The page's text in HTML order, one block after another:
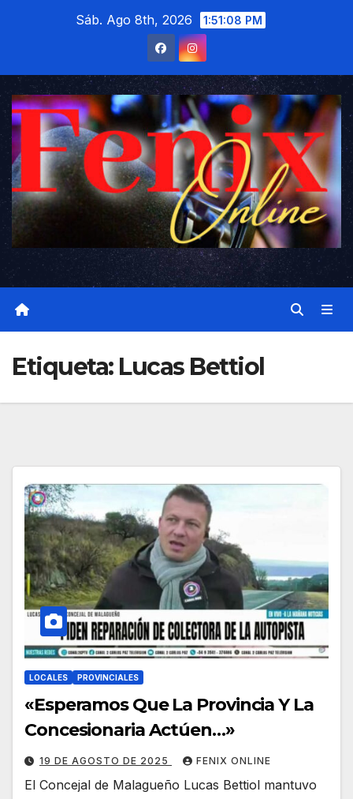
Sáb. Ago 8th, 2026 1:51:09 PM
Etiqueta: Lucas Bettiol
LOCALES PROVINCIALES
«Esperamos Que La Provincia Y La
Concesionaria Actúen…»
19 DE AGOSTO DE 2025 FENIX ONLINE
El Concejal de Malagueño Lucas Bettiol mantuvo